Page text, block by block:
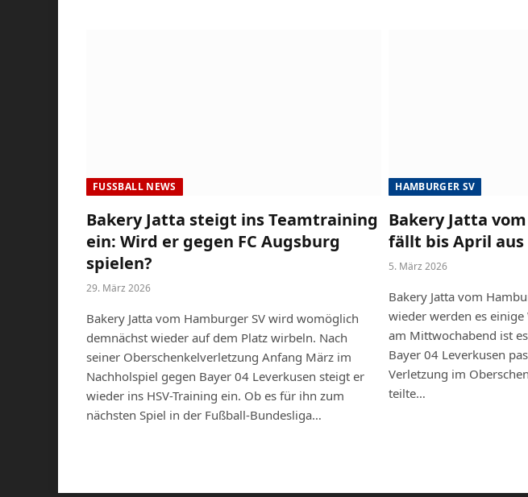
FUSSBALL NEWS
Bakery Jatta steigt ins Teamtraining
ein: Wird er gegen FC Augsburg
spielen?
29. März 2026
Bakery Jatta vom Hamburger SV wird womöglich
demnächst wieder auf dem Platz wirbeln. Nach
seiner Oberschenkelverletzung Anfang März im
Nachholspiel gegen Bayer 04 Leverkusen steigt er
wieder ins HSV-Training ein. Ob es für ihn zum
nächsten Spiel in der Fußball-Bundesliga…
HAMBURGER SV
Bakery Jatta
fällt bis April aus
5. März 2026
Bakery Jatta vom
wieder werden es
am Mittwochabend ist
Bayer 04 Leverkusen
Verletzung im
teilte…